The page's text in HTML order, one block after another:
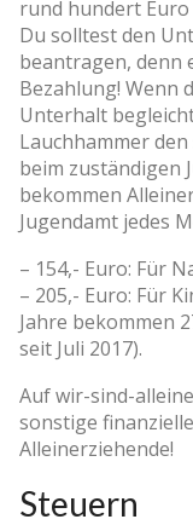
rund hundert
Du solltest den
beantragen, denn
Bezahlung! Wenn
Unterhalt
Lauchhammer
beim zuständigen
bekommen
Jugendamt jedes
– 154,- Euro: Für
– 205,- Euro: Für
Jahre bekommen
seit Juli 2017).
Auf wir-sind-
sonstige
Alleinerziehende!
Steuern